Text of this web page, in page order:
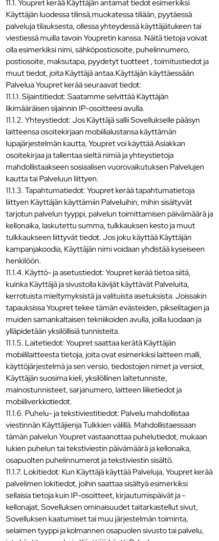
11.1. Youpret kerää Käyttäjän antamat tiedot esimerkiksi
Käyttäjän luodessa tilinsä,muokatessa tiliään, pyytäessä
palveluja tilauksesta, ollessa yhteydessä käyttäjätukeen tai
viestiessä muilla tavoin Youpretin kanssa. Näitä tietoja voivat
olla esimerkiksi nimi, sähköpostiosoite, puhelinnumero,
postiosoite, maksutapa, pyydetyt tuotteet , toimitustiedot ja
muut tiedot, joita Käyttäjä antaa.Käyttäjän käyttäessään
Palvelua Youpret kerää seuraavat tiedot:
11.1.1. Sijaintitiedot: Saatamme selvittää Käyttäjän
likimääräisen sijainnin IP-osoitteesi avulla.
11.1.2. Yhteystiedot: Jos Käyttäjä sallii Sovellukselle pääsyn
laitteensa osoitekirjaan mobiilialustansa käyttämän
lupajärjestelmän kautta, Youpret voi käyttää Asiakkan
osoitekirjaa ja tallentaa sieltä nimiä ja yhteystietoja
mahdollistaakseen sosiaalisen vuorovaikutuksen Palvelujen
kautta tai Palveluun liittyen.
11.1.3. Tapahtumatiedot: Youpret kerää tapahtumatietoja
liittyen Käyttäjän käyttämiin Palveluihin, mihin sisältyvät
tarjotun palvelun tyyppi, palvelun toimittamisen päivämäärä ja
kellonaika, laskutettu summa, tulkkauksen kesto ja muut
tulkkaukseen liittyvät tiedot. Jos joku käyttää Käyttäjän
kampanjakoodia, Käyttäjän nimi voidaan yhdistää kyseiseen
henkilöön.
11.1.4. Käyttö- ja asetustiedot: Youpret kerää tietoa siitä,
kuinka Käyttäjä ja sivustolla kävijät käyttävät Palveluita,
kerrotuista mieltymyksistä ja valituista asetuksista. Joissakin
tapauksissa Youpret tekee tämän evästeiden, pikselitagien ja
muiden samankaltaisen tekniikoiden avulla, joilla luodaan ja
ylläpidetään yksilöllisiä tunnisteita.
11.1.5. Laitetiedot: Youpret saattaa kerätä Käyttäjän
mobiililaitteesta tietoja, joita ovat esimerkiksi laitteen malli,
käyttöjärjestelmä ja sen versio, tiedostojen nimet ja versiot,
Käyttäjän suosima kieli, yksilöllinen laitetunniste,
mainostunnisteet, sarjanumero, laitteen liiketiedot ja
mobiiliverkkotiedot.
11.1.6. Puhelu- ja tekstiviestitiedot: Palvelu mahdollistaa
viestinnän Käyttäjienja Tulkkien välillä. Mahdollistaessaan
tämän palvelun Youpret vastaanottaa puhelutiedot, mukaan
lukien puhelun tai tekstiviestin päivämäärä ja kellonaika,
osapuolten puhelinnumerot ja tekstiviestin sisältö.
11.1.7. Lokitiedot: Kun Käyttäjä käyttää Palveluja, Youpret kerää
palvelimen lokitiedot, joihin saattaa sisältyä esimerkiksi
sellaisia tietoja kuin IP-osoitteet, kirjautumispäivät ja -
kellonajat, Sovelluksen ominaisuudet taitarkastellut sivut,
Sovelluksen kaatumiset tai muu järjestelmän toiminta,
selaimen tyyppi ja kolmannen osapuolen sivusto tai palvelu,